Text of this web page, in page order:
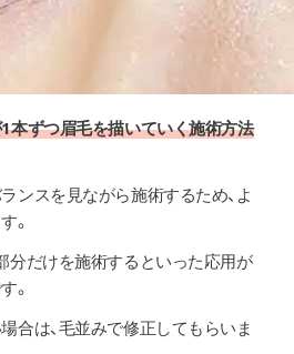
本ずつ眉毛を描いていく施術方法
ンスを見ながら施術するため、よ
。
分だけを施術するといった応用が
。
合は、毛並みで修正してもらいま